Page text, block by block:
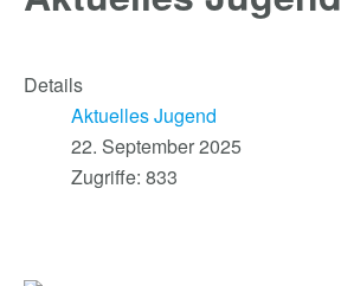
Details
Aktuelles Jugend
22. September 2025
Zugriffe: 833